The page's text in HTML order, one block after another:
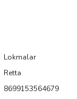
Lokmalar
Retta
8699153564679